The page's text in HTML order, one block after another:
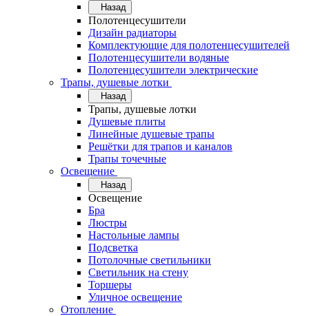
Назад
Полотенцесушители
Дизайн радиаторы
Комплектующие для полотенцесушителей
Полотенцесушители водяные
Полотенцесушители электрические
Трапы, душевые лотки
Назад
Трапы, душевые лотки
Душевые плиты
Линейные душевые трапы
Решётки для трапов и каналов
Трапы точечные
Освещение
Назад
Освещение
Бра
Люстры
Настольные лампы
Подсветка
Потолочные светильники
Светильник на стену
Торшеры
Уличное освещение
Отопление